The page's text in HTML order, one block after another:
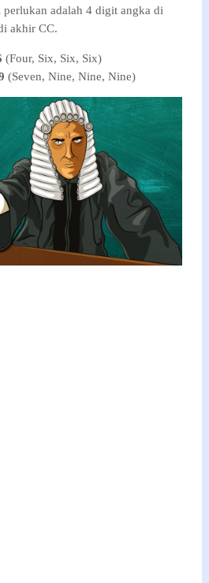
adalah 4 digit angka di
akhir CC.
(Four, Six, Six, Six)
(Seven, Nine, Nine, Nine)